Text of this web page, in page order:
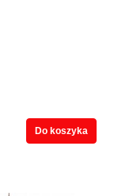
Do koszyka